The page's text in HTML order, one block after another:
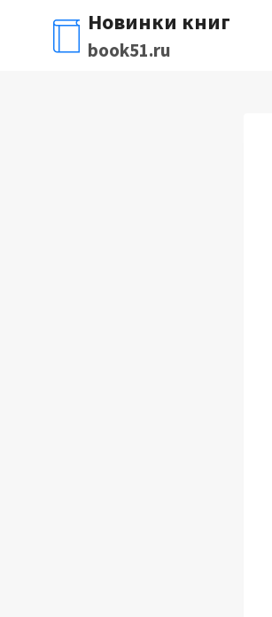
содержимому
Новинки книг
book51.ru